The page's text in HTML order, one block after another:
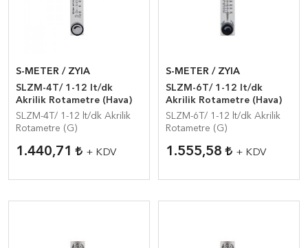
S-METER / ZYIA
SLZM-4T/ 1-12 lt/dk
Akrilik Rotametre (Hava)
SLZM-4T/ 1-12 lt/dk Akrilik
Rotametre (G)
1.440,71 + KDV
S-METER / ZYIA
SLZM-6T/ 1-12 lt/dk
Akrilik Rotametre (Hava)
SLZM-6T/ 1-12 lt/dk Akrilik
Rotametre (G)
1.555,58 + KDV